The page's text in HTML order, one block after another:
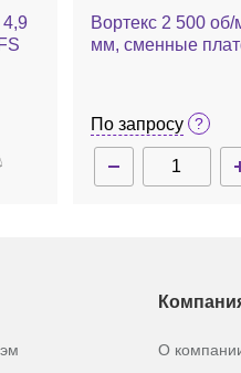
Вортекс 2 500
мм, сменные
По запросу
О